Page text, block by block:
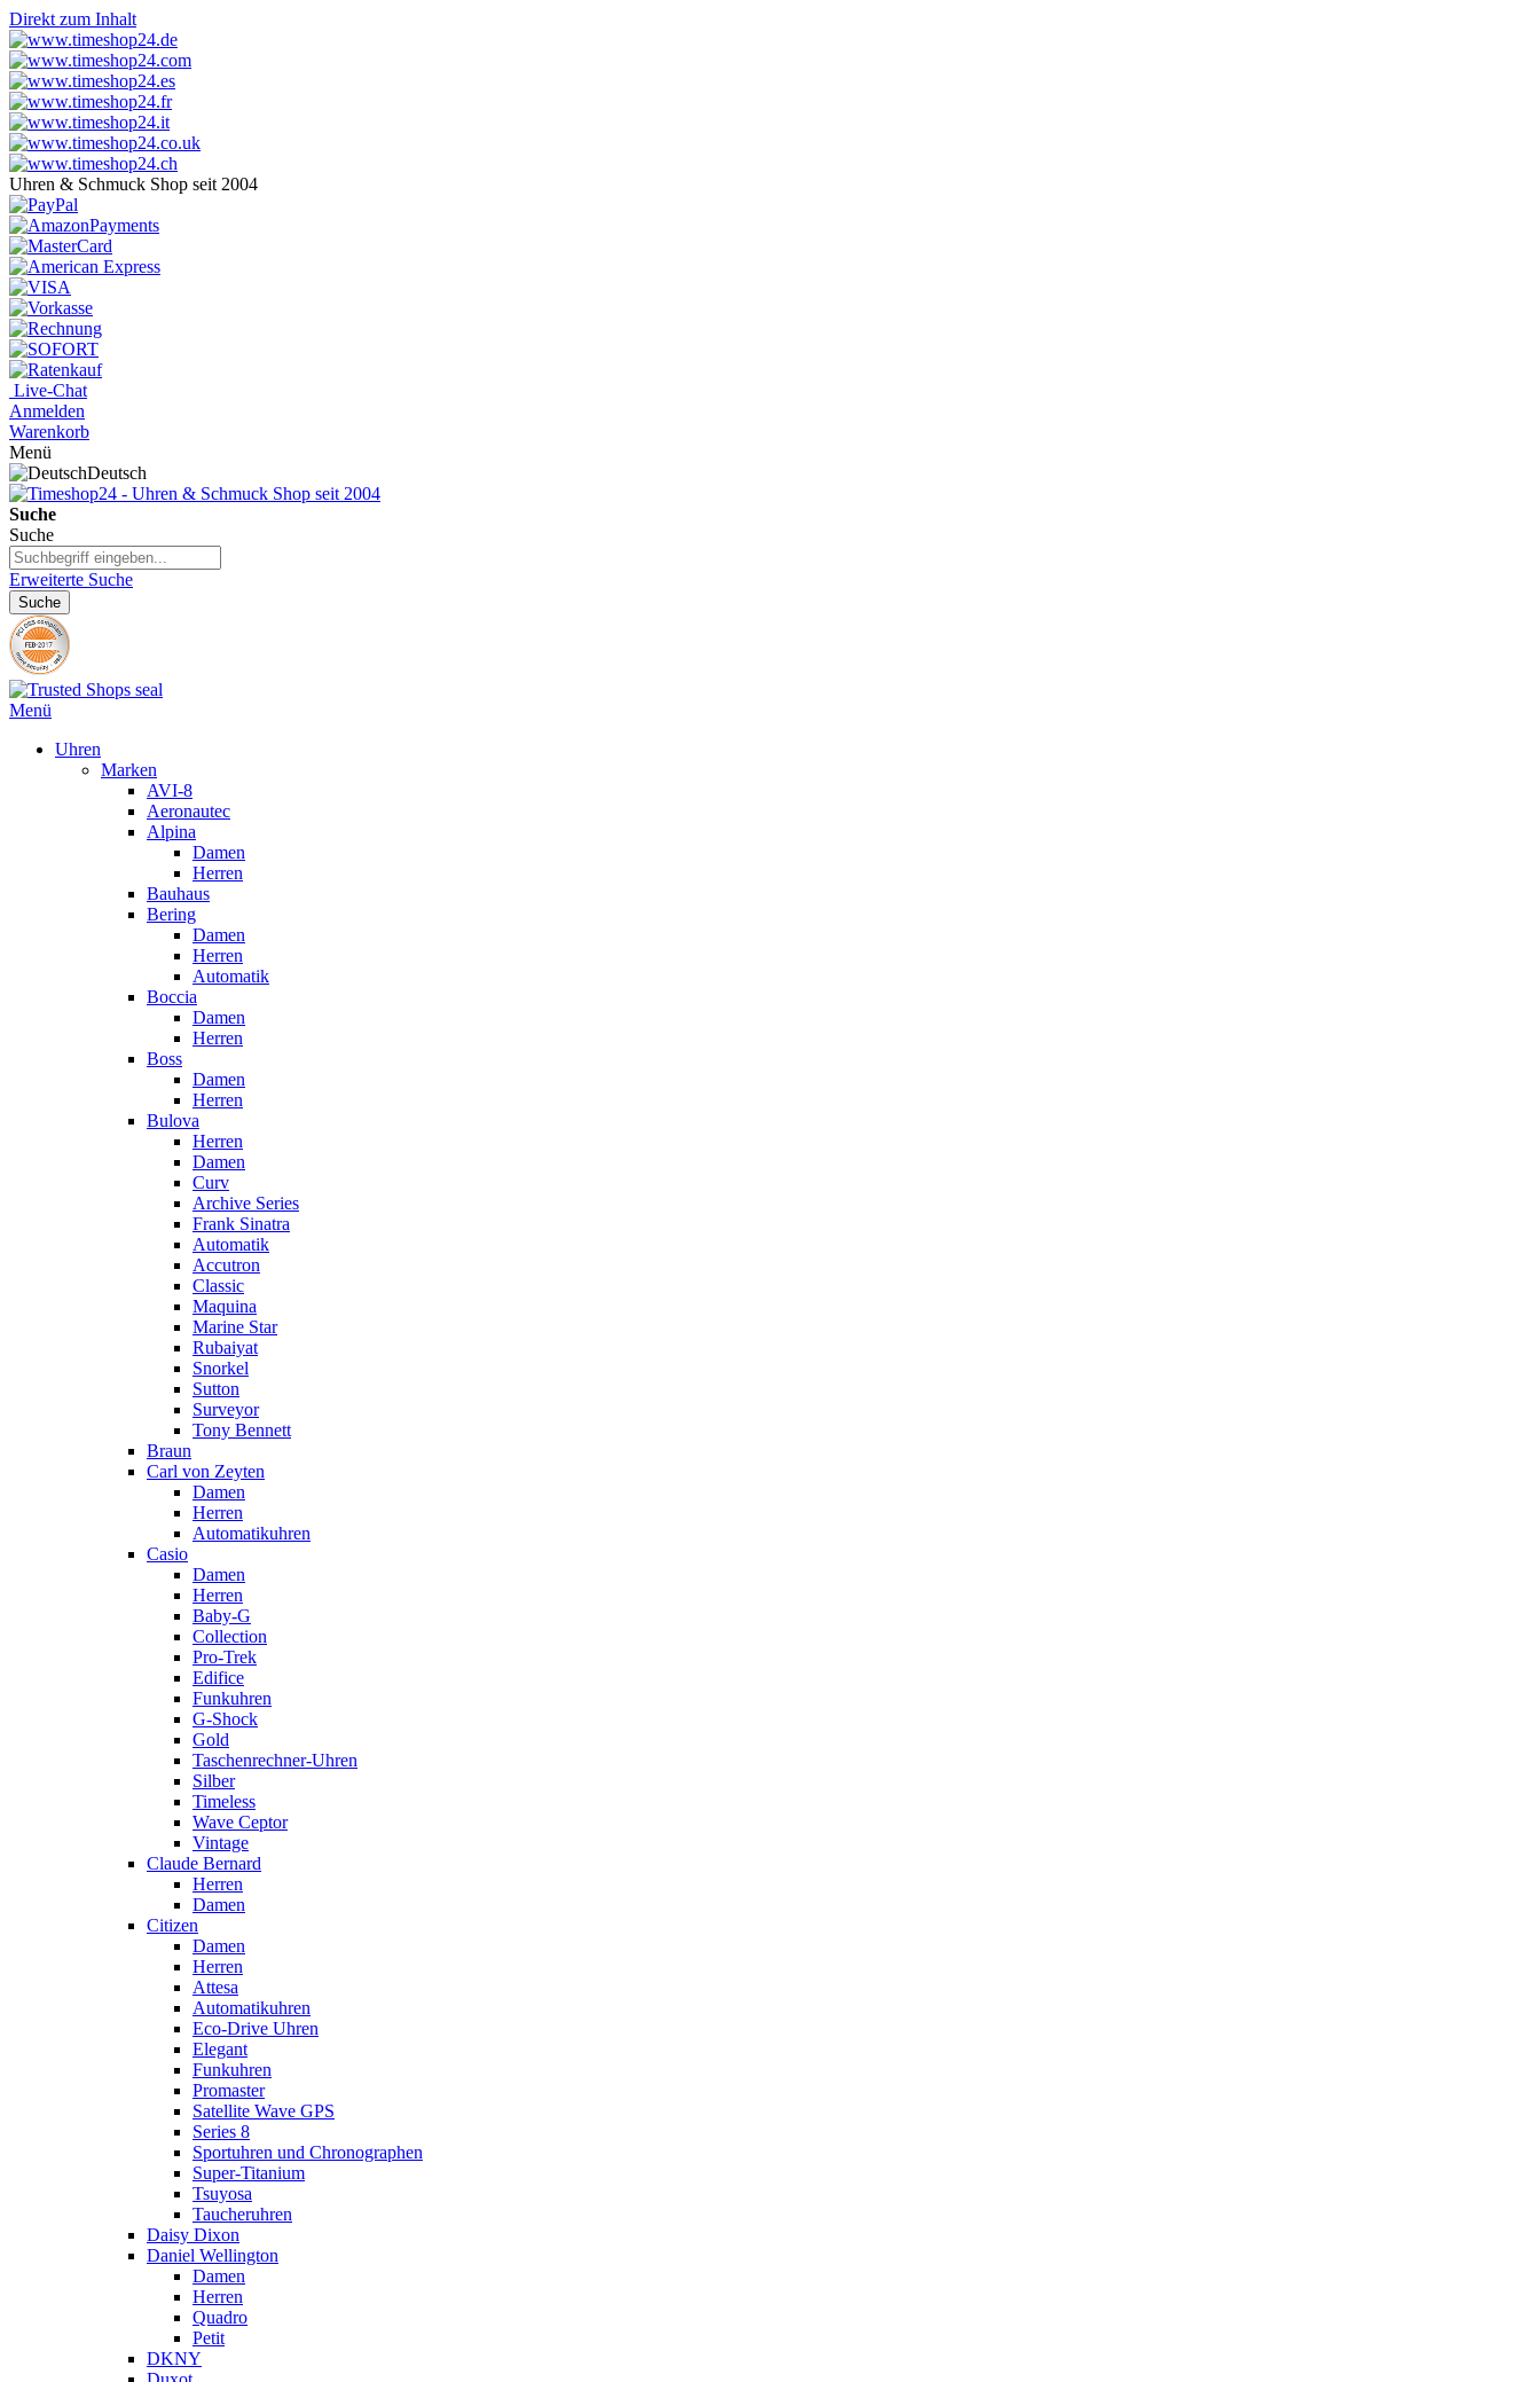
Direkt zum Inhalt
Uhren & Schmuck Shop seit 2004
Live-Chat
Anmelden
Warenkorb
Menü
Deutsch
Suche
Suche
Erweiterte Suche
Suche
Menü
Uhren
Marken
AVI-8
Aeronautec
Alpina
Damen
Herren
Bauhaus
Bering
Damen
Herren
Automatik
Boccia
Damen
Herren
Boss
Damen
Herren
Bulova
Herren
Damen
Curv
Archive Series
Frank Sinatra
Automatik
Accutron
Classic
Maquina
Marine Star
Rubaiyat
Snorkel
Sutton
Surveyor
Tony Bennett
Braun
Carl von Zeyten
Damen
Herren
Automatikuhren
Casio
Damen
Herren
Baby-G
Collection
Pro-Trek
Edifice
Funkuhren
G-Shock
Gold
Taschenrechner-Uhren
Silber
Timeless
Wave Ceptor
Vintage
Claude Bernard
Herren
Damen
Citizen
Damen
Herren
Attesa
Automatikuhren
Eco-Drive Uhren
Elegant
Funkuhren
Promaster
Satellite Wave GPS
Series 8
Sportuhren und Chronographen
Super-Titanium
Tsuyosa
Taucheruhren
Daisy Dixon
Daniel Wellington
Damen
Herren
Quadro
Petit
DKNY